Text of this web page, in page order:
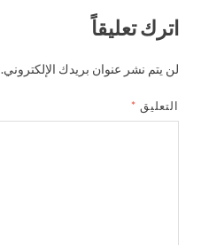
اترك تعليقاً
لن يتم نشر عنوان بريدك الإلكتروني.
التعليق *